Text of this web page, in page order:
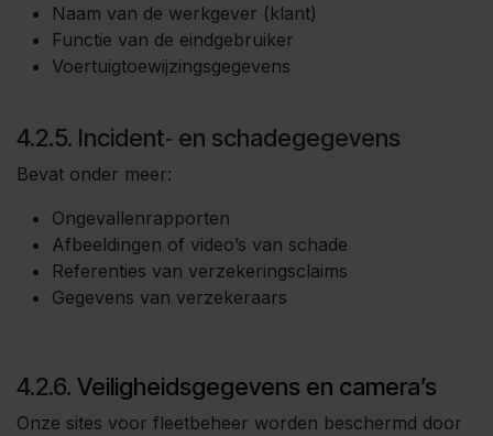
Naam van de werkgever (klant)
Functie van de eindgebruiker
Voertuigtoewijzingsgegevens
4.2.5. Incident‑ en schadegegevens
Bevat onder meer:
Ongevallenrapporten
Afbeeldingen of video’s van schade
Referenties van verzekeringsclaims
Gegevens van verzekeraars
4.2.6. Veiligheidsgegevens en camera’s
Onze sites voor fleetbeheer worden beschermd door